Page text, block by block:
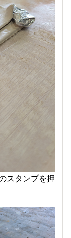
スタンプを押